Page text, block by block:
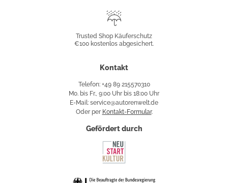
Käuferschutz
Trusted Shop Käuferschutz
€100 kostenlos abgesichert.
Kontakt
Telefon: +49 89 215570310
Mo. bis Fr., 9:00 Uhr bis 18:00 Uhr
E-Mail: service@autorenwelt.de
Oder per Kontakt-Formular.
Gefördert durch